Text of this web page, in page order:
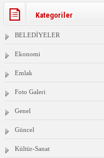
BELLİ OLDU
Kategoriler
BELEDİYELER
Ekonomi
Emlak
Foto Galeri
Genel
Güncel
Kültür-Sanat